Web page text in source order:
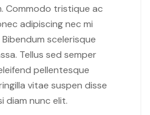
Commodo tristique ac
adipiscing nec mi
scelerisque
Tellus sed semper
pellentesque
vitae suspen disse
diam nunc elit.